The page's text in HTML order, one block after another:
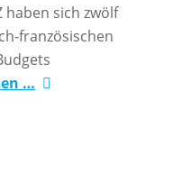
haben sich zwölf
französischen
…